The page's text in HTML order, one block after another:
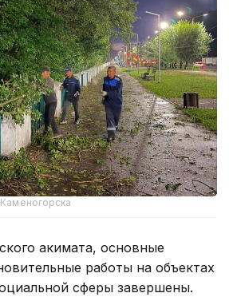
акимата, основные
работы на объектах
сферы завершены.